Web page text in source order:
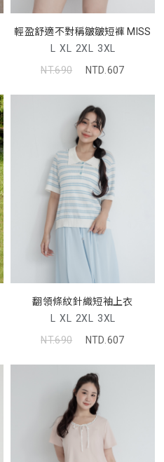
輕盈舒適不對稱皺皺短褲 MISS
L XL 2XL 3XL
NT.690
NTD.607
翻領條紋針織短袖上衣
L XL 2XL 3XL
NT.690
NTD.607